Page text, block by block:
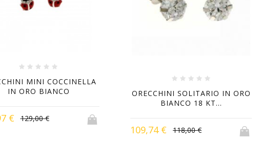
MINI COCCINELLA
IN ORO BIANCO
€ 129,00 €
ORECCHINI SOLITARIO IN ORO
BIANCO 18 KT...
109,74 € 118,00 €